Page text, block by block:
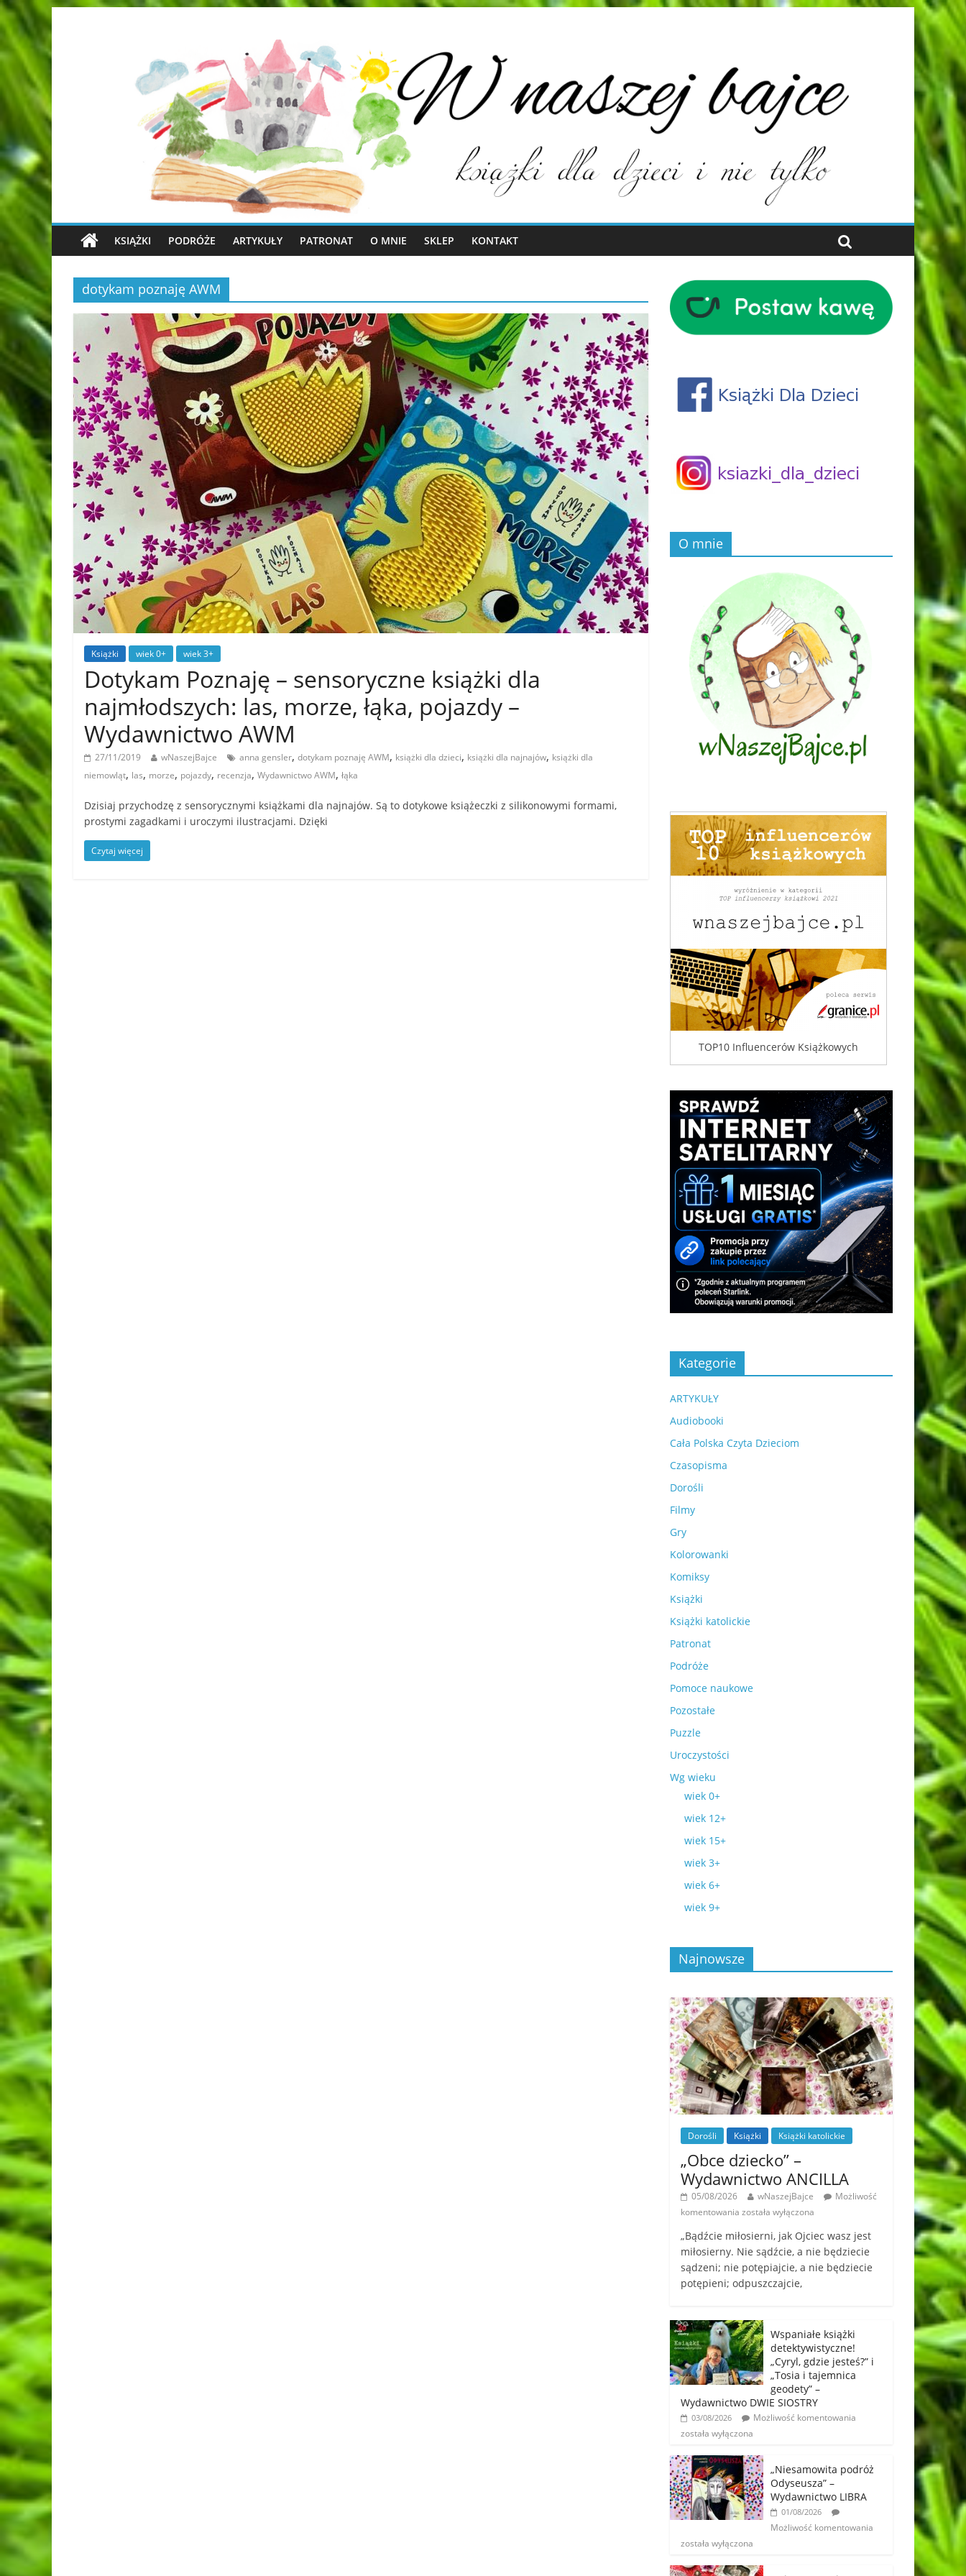
KSIĄŻKI PODRÓŻE ARTYKUŁY PATRONAT O MNIE SKLEP KONTAKT
dotykam poznaję AWM
Książki wiek 0+ wiek 3+
Dotykam Poznaję – sensoryczne książki dla
najmłodszych: las, morze, łąka, pojazdy –
Wydawnictwo AWM
27/11/2019 wNaszejBajce anna gensler, dotykam poznaję AWM, książki dla dzieci, książki dla najnajów, książki dla
niemowląt, las, morze, pojazdy, recenzja, Wydawnictwo AWM, łąka
Dzisiaj przychodzę z sensorycznymi książkami dla najnajów. Są to dotykowe książeczki z silikonowymi formami,
prostymi zagadkami i uroczymi ilustracjami. Dzięki
Czytaj więcej
O mnie
TOP10 Influencerów Książkowych
Kategorie
ARTYKUŁY
Audiobooki
Cała Polska Czyta Dzieciom
Czasopisma
Dorośli
Filmy
Gry
Kolorowanki
Komiksy
Książki
Książki katolickie
Patronat
Podróże
Pomoce naukowe
Pozostałe
Puzzle
Uroczystości
Wg wieku
wiek 0+
wiek 12+
wiek 15+
wiek 3+
wiek 6+
wiek 9+
Najnowsze
Dorośli Książki Książki katolickie
„Obce dziecko” –
Wydawnictwo ANCILLA
05/08/2026 wNaszejBajce
Możliwość
komentowania została wyłączona
„Bądźcie miłosierni, jak Ojciec wasz jest
miłosierny. Nie sądźcie, a nie będziecie
sądzeni; nie potępiajcie, a nie będziecie
potępieni; odpuszczajcie,
Wspaniałe książki
detektywistyczne!
„Cyryl, gdzie jesteś?” i
„Tosia i tajemnica
geodety” –
Wydawnictwo DWIE SIOSTRY
03/08/2026
Możliwość komentowania
została wyłączona
„Niesamowita podróż
Odyseusza” –
Wydawnictwo LIBRA
01/08/2026
Możliwość komentowania
została wyłączona